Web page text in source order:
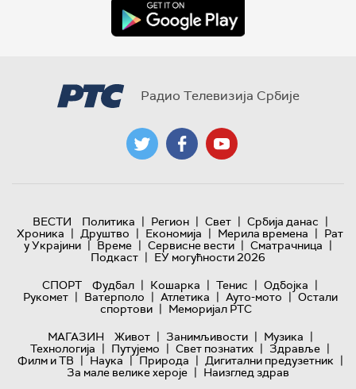
Радио Телевизија Србије
ВЕСТИ Политика | Регион | Свет | Србија данас |
Хроника | Друштво | Економија | Мерила времена | Рат
у Украјини | Време | Сервисне вести | Сматрачница |
Подкаст | ЕУ могућности 2026
СПОРТ
Фудбал | Кошарка | Тенис | Одбојка |
Рукомет | Ватерполо | Атлетика | Ауто-мото | Остали
спортови | Меморијал РТС
МАГАЗИН
Живот | Занимљивости | Музика |
Технологијa | Путујемо | Свет познатих | Здравље |
Филм и ТВ | Наука | Природа | Дигитални предузетник |
За мале велике хероје | Наизглед здрав